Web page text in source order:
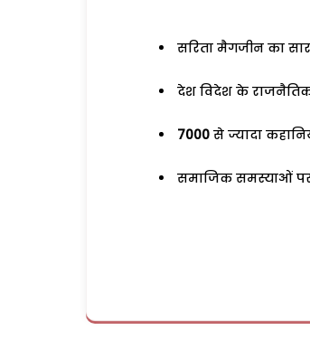
सरिता मैगजीन का
देश विदेश के राजनैतिक
7000 से ज्यादा
समाजिक समस्याओं